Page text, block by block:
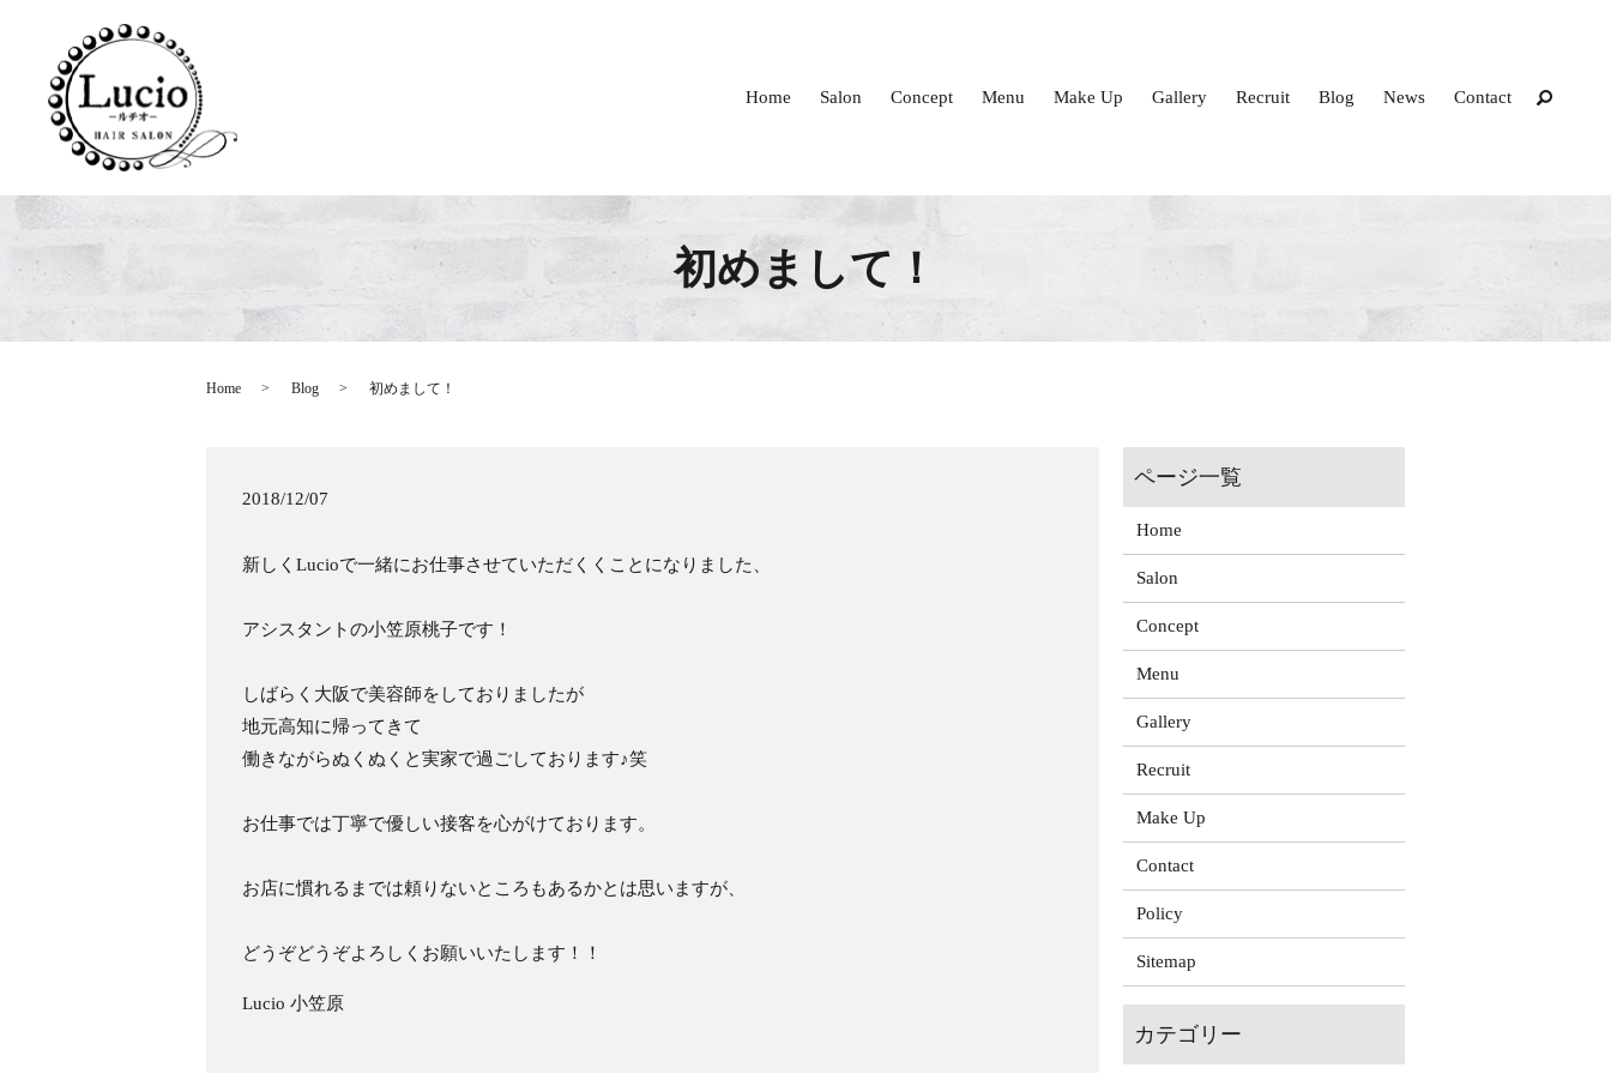
Home Salon Concept Menu Make Up Gallery Recruit Blog News Contact
初めまして！
Home Blog 初めまして！
2018/12/07
新しくLucioで一緒にお仕事させていただくくことになりました、
アシスタントの小笠原桃子です！
しばらく大阪で美容師をしておりましたが
地元高知に帰ってきて
働きながらぬくぬくと実家で過ごしております♪笑
お仕事では丁寧で優しい接客を心がけております。
お店に慣れるまでは頼りないところもあるかとは思いますが、
どうぞどうぞよろしくお願いいたします！！
Lucio 小笠原
Home
Salon
Concept
Menu
Gallery
Recruit
Make Up
Contact
Policy
Sitemap